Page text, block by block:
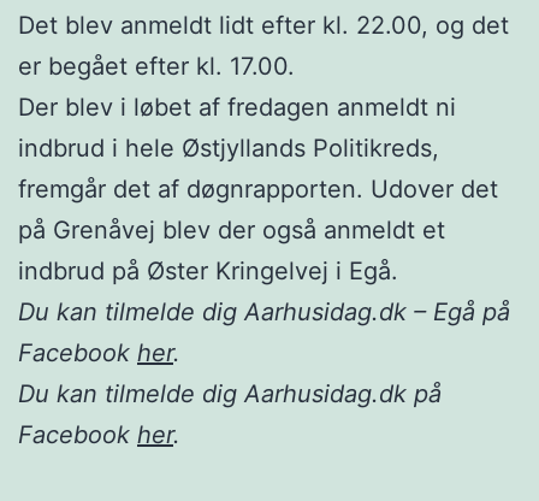
Det blev anmeldt lidt efter kl. 22.00, og det
er begået efter kl. 17.00.
Der blev i løbet af fredagen anmeldt ni
indbrud i hele Østjyllands Politikreds,
fremgår det af døgnrapporten. Udover det
på Grenåvej blev der også anmeldt et
indbrud på Øster Kringelvej i Egå.
Du kan tilmelde dig Aarhusidag.dk – Egå på
Facebook her.
Du kan tilmelde dig Aarhusidag.dk på
Facebook her.